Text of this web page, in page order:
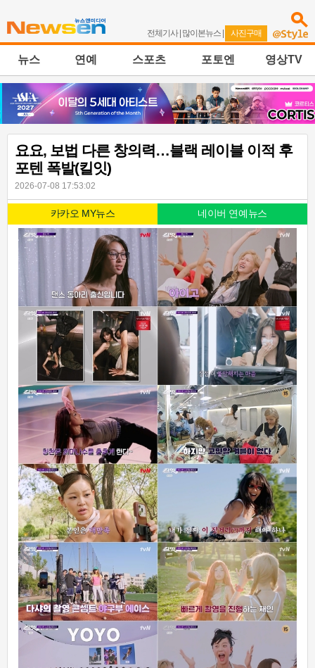
전체기사| 많이본뉴스 | 사진구매
뉴스 연예 스포츠 포토엔 영상TV
요요, 보법 다른 창의력…블랙 레이블 이적 후
포텐 폭발(킬잇)
2026-07-08 17:53:02
카카오 MY뉴스 네이버 연예뉴스